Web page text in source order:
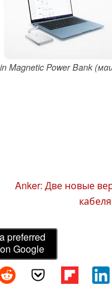
Magnetic Power Bank
Anker: Две новые
preferred
Google